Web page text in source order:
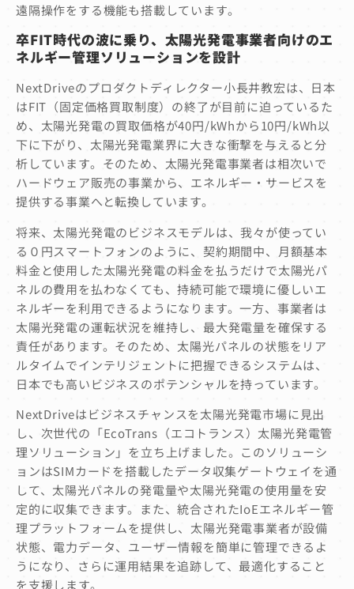
遠隔操作をする機能も搭載しています。
卒FIT時代の波に乗り、太陽光発電事業者向けのエ
ネルギー管理ソリューションを設計
NextDriveのプロダクトディレクター小長井教宏は、日本
はFIT（固定価格買取制度）の終了が目前に迫っているた
め、太陽光発電の買取価格が40円/kWhから10円/kWh以
下に下がり、太陽光発電業界に大きな衝撃を与えると分
析しています。そのため、太陽光発電事業者は相次いで
ハードウェア販売の事業から、エネルギー・サービスを
提供する事業へと転換しています。
将来、太陽光発電のビジネスモデルは、我々が使ってい
る０円スマートフォンのように、契約期間中、月額基本
料金と使用した太陽光発電の料金を払うだけで太陽光パ
ネルの費用を払わなくても、持続可能で環境に優しいエ
ネルギーを利用できるようになります。一方、事業者は
太陽光発電の運転状況を維持し、最大発電量を確保する
責任があります。そのため、太陽光パネルの状態をリア
ルタイムでインテリジェントに把握できるシステムは、
日本でも高いビジネスのポテンシャルを持っています。
NextDriveはビジネスチャンスを太陽光発電市場に見出
し、次世代の「EcoTrans（エコトランス）太陽光発電管
理ソリューション」を立ち上げました。このソリューシ
ョンはSIMカードを搭載したデータ収集ゲートウェイを通
して、太陽光パネルの発電量や太陽光発電の使用量を安
定的に収集できます。また、統合されたIoEエネルギー管
理プラットフォームを提供し、太陽光発電事業者が設備
状態、電力データ、ユーザー情報を簡単に管理できるよ
うになり、さらに運用結果を追跡して、最適化すること
を支援します。